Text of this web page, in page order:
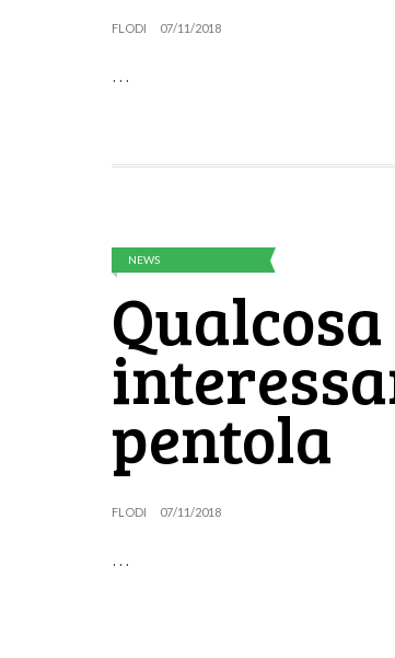
FLODI 07/11/2018
…
NEWS
pentola
FLODI 07/11/2018
…